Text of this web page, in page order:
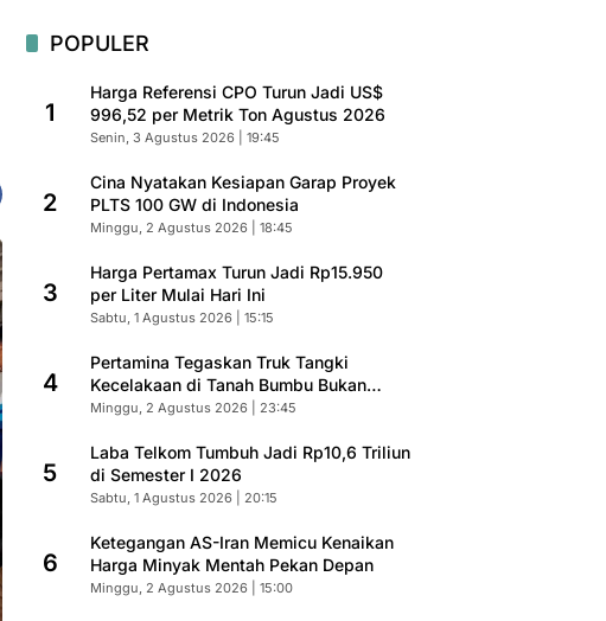
POPULER
1
Harga Referensi CPO Turun Jadi US$
996,52 per Metrik Ton Agustus 2026
Senin, 3 Agustus 2026 | 19:45
2
Cina Nyatakan Kesiapan Garap Proyek
PLTS 100 GW di Indonesia
Minggu, 2 Agustus 2026 | 18:45
3
Harga Pertamax Turun Jadi Rp15.950
per Liter Mulai Hari Ini
Sabtu, 1 Agustus 2026 | 15:15
4
Pertamina Tegaskan Truk Tangki
Kecelakaan di Tanah Bumbu Bukan
Armada Resmi
Minggu, 2 Agustus 2026 | 23:45
5
Laba Telkom Tumbuh Jadi Rp10,6 Triliun
di Semester I 2026
Sabtu, 1 Agustus 2026 | 20:15
6
Ketegangan AS-Iran Memicu Kenaikan
Harga Minyak Mentah Pekan Depan
Minggu, 2 Agustus 2026 | 15:00